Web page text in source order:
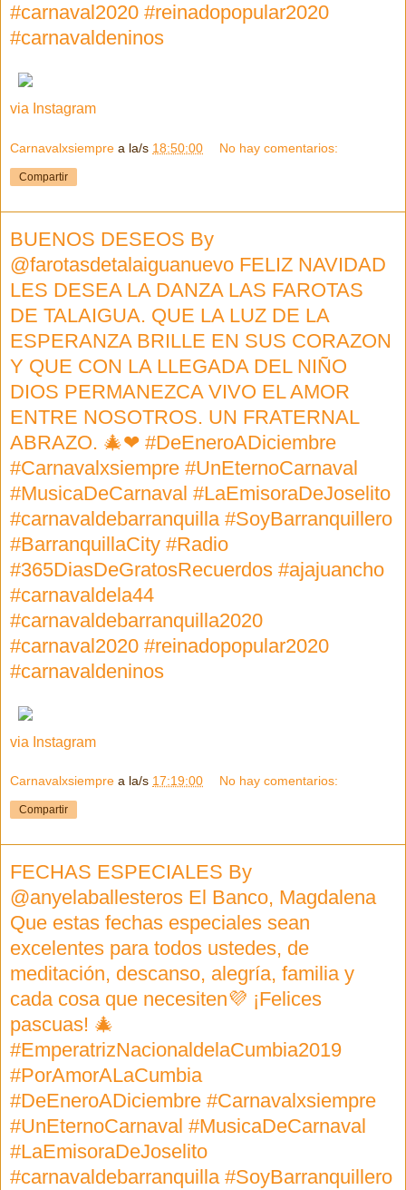
#carnaval2020 #reinadopopular2020
#carnavaldeninos
via Instagram
Carnavalxsiempre a la/s 18:50:00 No hay comentarios:
Compartir
BUENOS DESEOS By
@farotasdetalaiguanuevo FELIZ NAVIDAD
LES DESEA LA DANZA LAS FAROTAS
DE TALAIGUA. QUE LA LUZ DE LA
ESPERANZA BRILLE EN SUS CORAZON
Y QUE CON LA LLEGADA DEL NIÑO
DIOS PERMANEZCA VIVO EL AMOR
ENTRE NOSOTROS. UN FRATERNAL
ABRAZO. 🎄❤ #DeEneroADiciembre
#Carnavalxsiempre #UnEternoCarnaval
#MusicaDeCarnaval #LaEmisoraDeJoselito
#carnavaldebarranquilla #SoyBarranquillero
#BarranquillaCity #Radio
#365DiasDeGratosRecuerdos #ajajuancho
#carnavaldela44
#carnavaldebarranquilla2020
#carnaval2020 #reinadopopular2020
#carnavaldeninos
via Instagram
Carnavalxsiempre a la/s 17:19:00 No hay comentarios:
Compartir
FECHAS ESPECIALES By
@anyelaballesteros El Banco, Magdalena
Que estas fechas especiales sean
excelentes para todos ustedes, de
meditación, descanso, alegría, familia y
cada cosa que necesiten💜 ¡Felices
pascuas! 🎄
#EmperatrizNacionaldelaCumbia2019
#PorAmorALaCumbia
#DeEneroADiciembre #Carnavalxsiempre
#UnEternoCarnaval #MusicaDeCarnaval
#LaEmisoraDeJoselito
#carnavaldebarranquilla #SoyBarranquillero